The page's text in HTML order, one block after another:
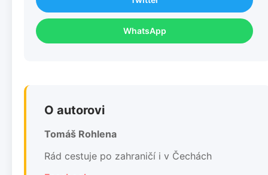
WhatsApp
O autorovi
Tomáš Rohlena
Rád cestuje po zahraničí i v Čechách